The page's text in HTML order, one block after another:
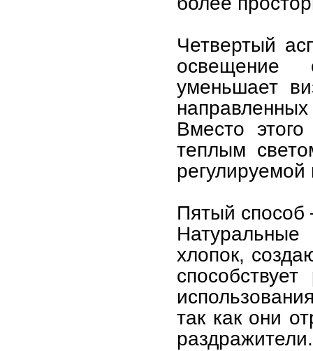
Четвертый
освещение
уменьшает
Вместо
теплым
регулируемой
Пятый способ
хлопок,
так как они
раздражители.